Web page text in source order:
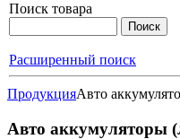
Поиск товара
Расширенный поиск
ПродукцияАвто
Авто аккумуляторы